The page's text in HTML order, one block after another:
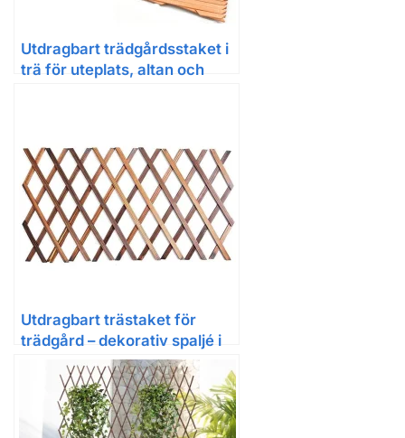
Utdragbart trädgårdsstaket i
trä för uteplats, altan och
Utdragbart trästaket för
trädgård – dekorativ spaljé i